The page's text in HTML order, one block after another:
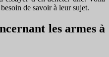
de savoir à leur sujet.
les armes à